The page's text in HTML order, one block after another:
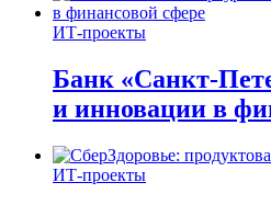
ИТ-проекты
Банк «Санкт-
и инновации в
ИТ-проекты